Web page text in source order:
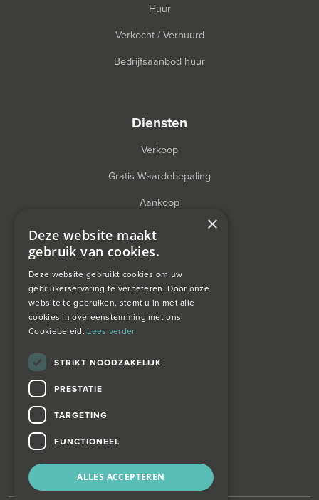
Huur
Verkocht / Verhuurd
Bedrijfsaanbod huur
diensten
Verkoop
Gratis Waardebepaling
Aankoop
Financieel Advies
Taxatie
over ons
×
Deze website maakt
gebruik van cookies.
Deze website gebruikt cookies om uw
gebruikerservaring te verbeteren. Door onze
website te gebruiken, stemt u in met alle
cookies in overeenstemming met ons
Cookiebeleid. Lees verder
STRIKT NOODZAKELIJK
PRESTATIE
TARGETING
FUNCTIONEEL
ALLES ACCEPTEREN